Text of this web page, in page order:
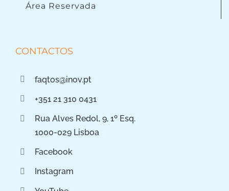
Área Reservada
CONTACTOS
faqtos@inov.pt
+351 21 310 0431
Rua Alves Redol, 9, 1º Esq.
1000-029 Lisboa
Facebook
Instagram